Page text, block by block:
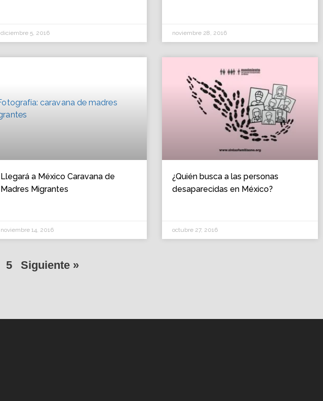
diciembre 5, 2016 noviembre 28, 2016
Llegará a México Caravana de
Madres Migrantes
noviembre 14, 2016
¿Quién busca a las personas
desaparecidas en México?
octubre 27, 2016
5 Siguiente »